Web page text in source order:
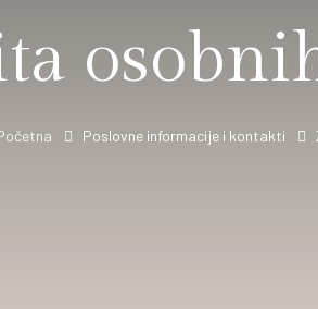
Poslovne informacije i kontakti